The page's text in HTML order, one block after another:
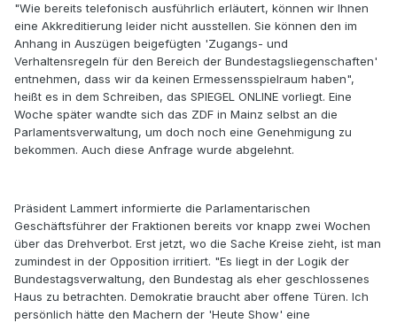
"Wie bereits telefonisch ausführlich erläutert, können wir Ihnen
eine Akkreditierung leider nicht ausstellen. Sie können den im
Anhang in Auszügen beigefügten 'Zugangs- und
Verhaltensregeln für den Bereich der Bundestagsliegenschaften'
entnehmen, dass wir da keinen Ermessensspielraum haben",
heißt es in dem Schreiben, das SPIEGEL ONLINE vorliegt. Eine
Woche später wandte sich das ZDF in Mainz selbst an die
Parlamentsverwaltung, um doch noch eine Genehmigung zu
bekommen. Auch diese Anfrage wurde abgelehnt.
Präsident Lammert informierte die Parlamentarischen
Geschäftsführer der Fraktionen bereits vor knapp zwei Wochen
über das Drehverbot. Erst jetzt, wo die Sache Kreise zieht, ist man
zumindest in der Opposition irritiert. "Es liegt in der Logik der
Bundestagsverwaltung, den Bundestag als eher geschlossenes
Haus zu betrachten. Demokratie braucht aber offene Türen. Ich
persönlich hätte den Machern der 'Heute Show' eine